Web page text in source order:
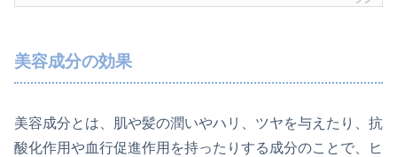
美容成分の効果
美容成分とは、肌や髪の潤いやハリ、ツヤを与えたり、抗
酸化作用や血行促進作用を持ったりする成分のことで、ヒ